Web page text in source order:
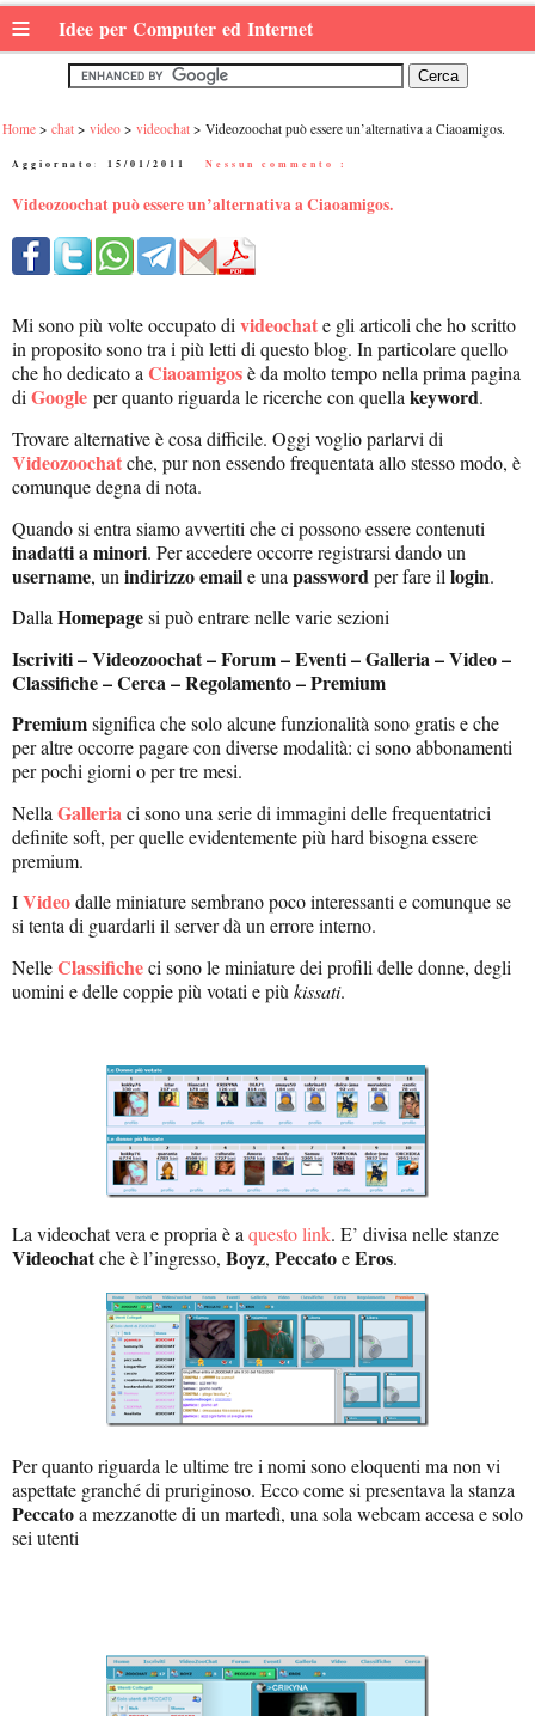
≡ Idee per Computer ed Internet
Home chat video videochat Videozoochat può essere un’alternativa a Ciaoamigos.
Aggiornato: 15/01/2011 Nessun commento :
Videozoochat può essere un’alternativa a Ciaoamigos.
Mi sono più volte occupato divideochate gli articoli che ho scritto
in proposito sono tra i più letti di questo blog. In particolare quello
che ho dedicato aCiaoamigosè da molto tempo nella prima pagina
diGoogle per quanto riguarda le ricerche con quellakeyword.
Trovare alternative è cosa difficile. Oggi voglio parlarvi di
Videozoochatche, pur non essendo frequentata allo stesso modo, è
comunque degna di nota.
Quando si entra siamo avvertiti che ci possono essere contenuti
inadatti a minori. Per accedere occorre registrarsi dando un
username, un indirizzo emaile una password per fare il login.
Dalla Homepagesi può entrare nelle varie sezioni
Iscriviti –Videozoochat – Forum – Eventi – Galleria – Video –
Classifiche – Cerca – Regolamento – Premium
Premiumsignifica che solo alcune funzionalità sono gratis e che
per altre occorre pagare con diverse modalità: ci sono abbonamenti
per pochi giorni o per tre mesi.
Nella Galleriaci sono una serie di immagini delle frequentatrici
definite soft, per quelle evidentemente più hard bisogna essere
premium.
IVideodalle miniature sembrano poco interessanti e comunque se
si tenta di guardarli il server dà un errore interno.
NelleClassificheci sono le miniature dei profili delle donne, degli
uomini e delle coppie più votati e più kissati.
La videochat vera e propria è a questo link. E’ divisa nelle stanze
Videochatche è l’ingresso, Boyz, PeccatoeEros.
Per quanto riguarda le ultime tre i nomi sono eloquenti ma non vi
aspettate granché di pruriginoso. Ecco come si presentava la stanza
Peccatoa mezzanotte di un martedì, una sola webcam accesa e solo
sei utenti